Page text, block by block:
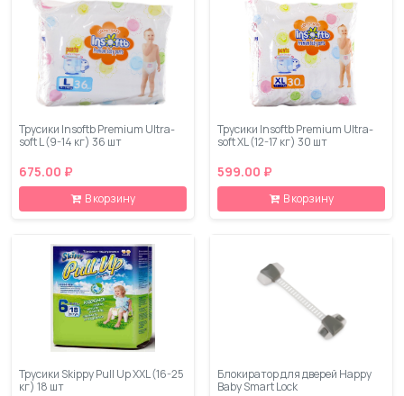
Трусики Insoftb Premium Ultra-
soft L (9-14 кг) 36 шт
675.00 ₽
В корзину
Трусики Insoftb Premium Ultra-
soft XL (12-17 кг) 30 шт
599.00 ₽
В корзину
Трусики Skippy Pull Up XXL (16-25
кг) 18 шт
Блокиратор для дверей Happy
Baby Smart Lock